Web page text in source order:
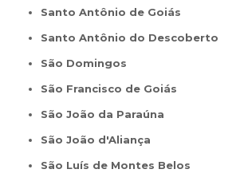
Santo Antônio de Goiás
Santo Antônio do Descoberto
São Domingos
São Francisco de Goiás
São João da Paraúna
São João d'Aliança
São Luís de Montes Belos